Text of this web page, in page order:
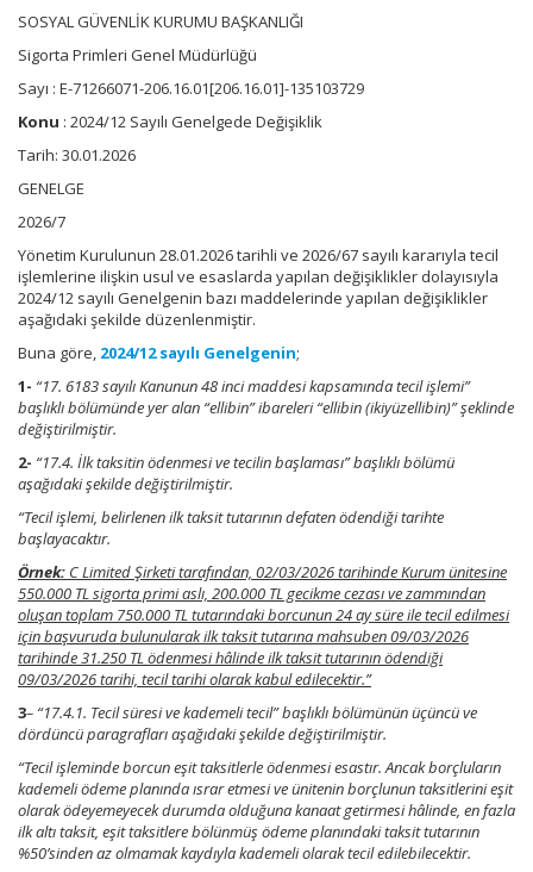
SOSYAL GÜVENLİK KURUMU BAŞKANLIĞI
Sigorta Primleri Genel Müdürlüğü
Sayı : E-71266071-206.16.01[206.16.01]-135103729
Konu : 2024/12 Sayılı Genelgede Değişiklik
Tarih: 30.01.2026
GENELGE
2026/7
Yönetim Kurulunun 28.01.2026 tarihli ve 2026/67 sayılı kararıyla tecil
işlemlerine ilişkin usul ve esaslarda yapılan değişiklikler dolayısıyla
2024/12 sayılı Genelgenin bazı maddelerinde yapılan değişiklikler
aşağıdaki şekilde düzenlenmiştir.
Buna göre, 2024/12 sayılı Genelgenin;
1- “17. 6183 sayılı Kanunun 48 inci maddesi kapsamında tecil işlemi”
başlıklı bölümünde yer alan “ellibin” ibareleri “ellibin (ikiyüzellibin)” şeklinde
değiştirilmiştir.
2- “17.4. İlk taksitin ödenmesi ve tecilin başlaması” başlıklı bölümü
aşağıdaki şekilde değiştirilmiştir.
“Tecil işlemi, belirlenen ilk taksit tutarının defaten ödendiği tarihte
başlayacaktır.
Örnek: C Limited Şirketi tarafından, 02/03/2026 tarihinde Kurum ünitesine
550.000 TL sigorta primi aslı, 200.000 TL gecikme cezası ve zammından
oluşan toplam 750.000 TL tutarındaki borcunun 24 ay süre ile tecil edilmesi
için başvuruda bulunularak ilk taksit tutarına mahsuben 09/03/2026
tarihinde 31.250 TL ödenmesi hâlinde ilk taksit tutarının ödendiği
09/03/2026 tarihi, tecil tarihi olarak kabul edilecektir.”
3– “17.4.1. Tecil süresi ve kademeli tecil” başlıklı bölümünün üçüncü ve
dördüncü paragrafları aşağıdaki şekilde değiştirilmiştir.
“Tecil işleminde borcun eşit taksitlerle ödenmesi esastır. Ancak borçluların
kademeli ödeme planında ısrar etmesi ve ünitenin borçlunun taksitlerini eşit
olarak ödeyemeyecek durumda olduğuna kanaat getirmesi hâlinde, en fazla
ilk altı taksit, eşit taksitlere bölünmüş ödeme planındaki taksit tutarının
%50’sinden az olmamak kaydıyla kademeli olarak tecil edilebilecektir.